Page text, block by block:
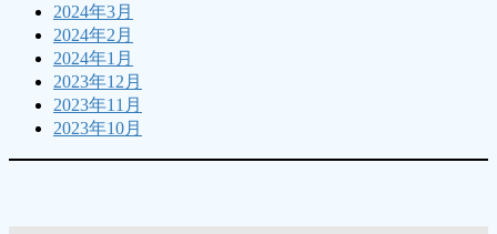
2024年3月
2024年2月
2024年1月
2023年12月
2023年11月
2023年10月